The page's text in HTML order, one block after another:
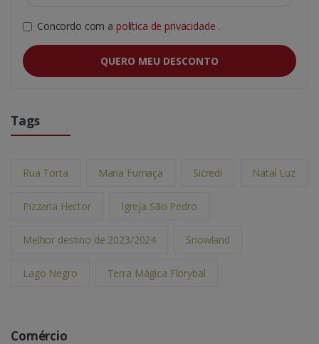
Concordo com a política de privacidade .
QUERO MEU DESCONTO
Tags
Rua Torta Maria Fumaça Sicredi Natal Luz
Pizzaria Hector Igreja São Pedro
Melhor destino de 2023/2024 Snowland
Lago Negro Terra Mágica Florybal
Comércio